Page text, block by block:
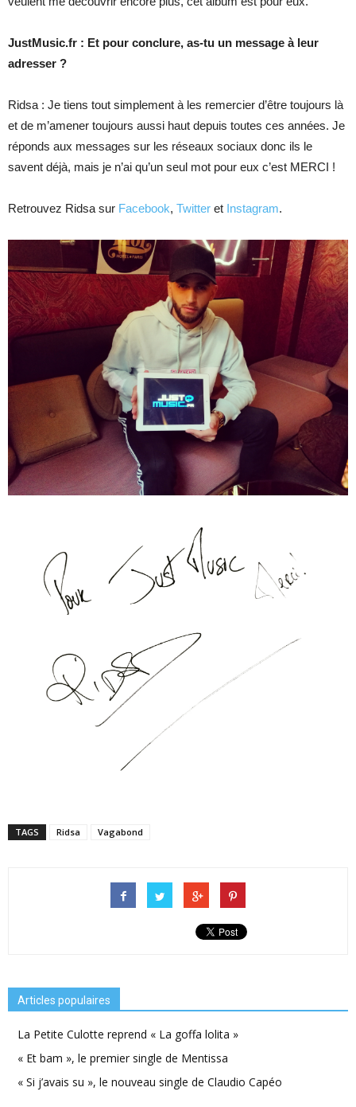
JustMusic.fr : Et pour conclure, as-tu un message à leur
adresser ?
Ridsa : Je tiens tout simplement à les remercier d’être toujours là
et de m’amener toujours aussi haut depuis toutes ces années. Je
réponds aux messages sur les réseaux sociaux donc ils le
savent déjà, mais je n’ai qu’un seul mot pour eux c’est MERCI !
Retrouvez Ridsa sur Facebook, Twitter et Instagram.
TAGS Ridsa Vagabond
Articles populaires
La Petite Culotte reprend « La goffa lolita »
« Et bam », le premier single de Mentissa
« Si j’avais su », le nouveau single de Claudio Capéo